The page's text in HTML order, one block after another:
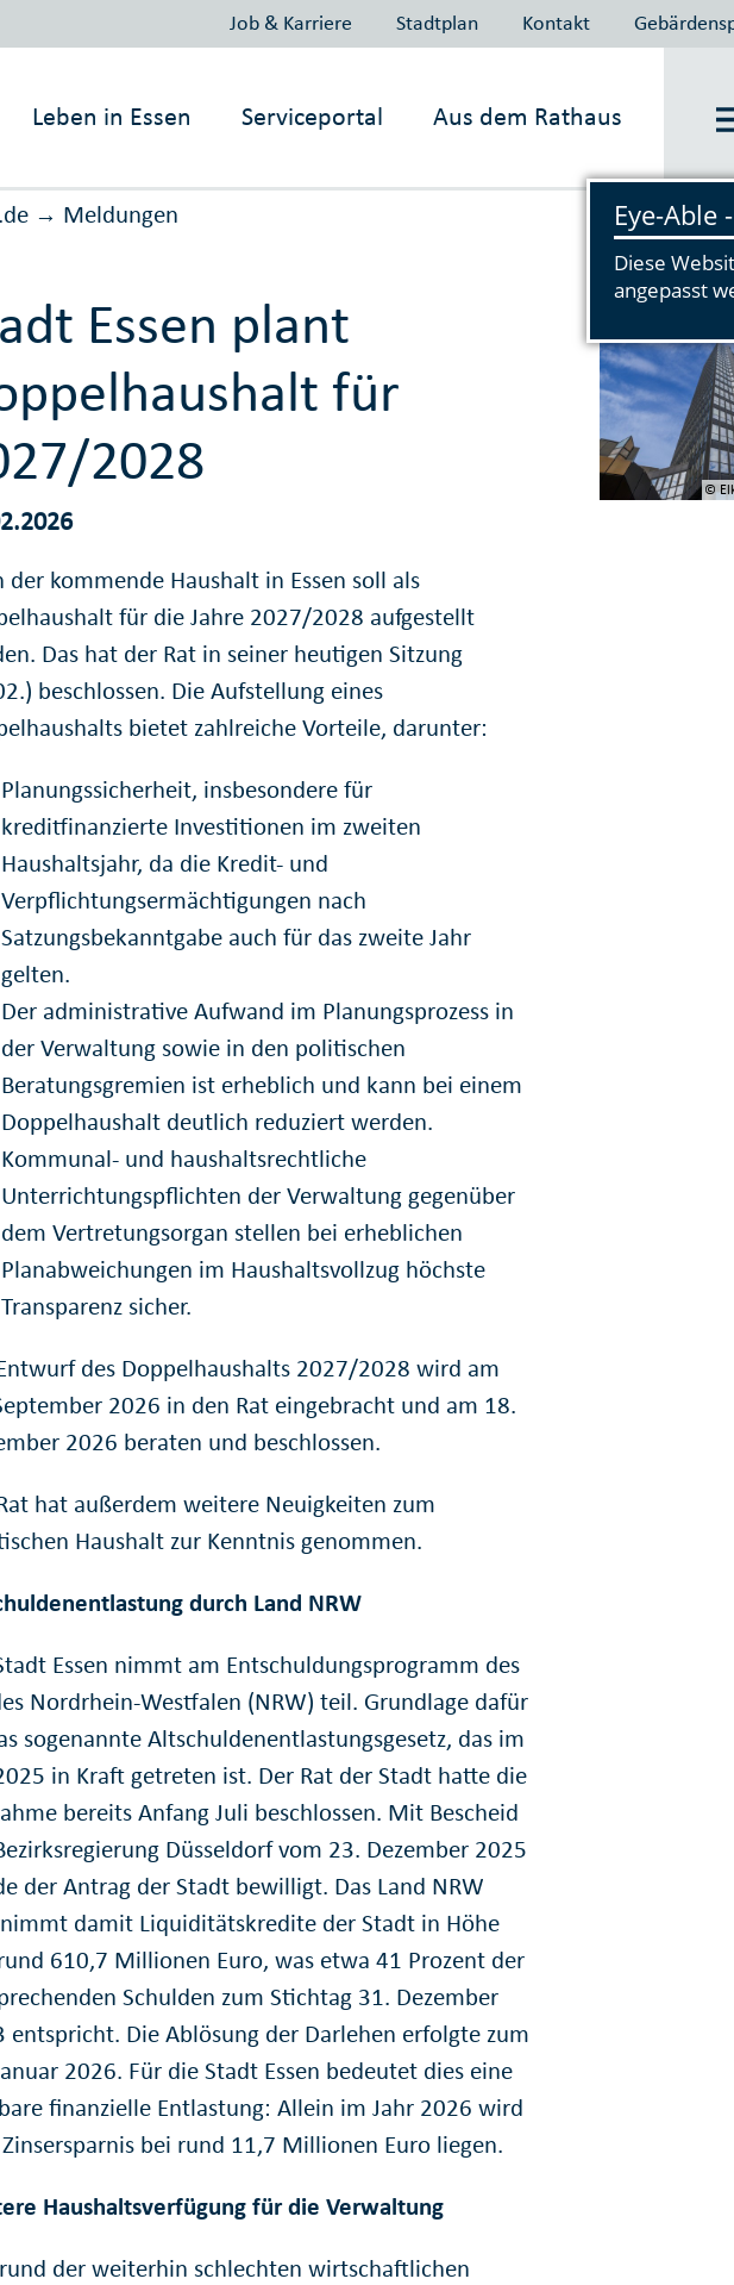
Job & Karriere Stadtplan Kontakt
Leben in Essen Serviceportal Aus dem Rathaus
→ Meldungen Vorlesen
Essen plant
für
2028
der kommende Haushalt in Essen soll als
für die Jahre 2027/2028 aufgestellt
Das hat der Rat in seiner heutigen Sitzung
beschlossen. Die Aufstellung eines
bietet zahlreiche Vorteile, darunter:
Planungssicherheit, insbesondere für
kreditfinanzierte Investitionen im zweiten
Haushaltsjahr, da die Kredit- und
Verpflichtungsermächtigungen nach
Satzungsbekanntgabe auch für das zweite Jahr
gelten.
Der administrative Aufwand im Planungsprozess in
der Verwaltung sowie in den politischen
Beratungsgremien ist erheblich und kann bei einem
Doppelhaushalt deutlich reduziert werden.
Kommunal- und haushaltsrechtliche
Unterrichtungspflichten der Verwaltung gegenüber
dem Vertretungsorgan stellen bei erheblichen
Planabweichungen im Haushaltsvollzug höchste
Transparenz sicher.
des Doppelhaushalts 2027/2028 wird am
2026 in den Rat eingebracht und am 18.
2026 beraten und beschlossen.
hat außerdem weitere Neuigkeiten zum
Haushalt zur Kenntnis genommen.
durch Land NRW
Essen nimmt am Entschuldungsprogramm des
Nordrhein-Westfalen (NRW) teil. Grundlage dafür
sogenannte Altschuldenentlastungsgesetz, das im
in Kraft getreten ist. Der Rat der Stadt hatte die
bereits Anfang Juli beschlossen. Mit Bescheid
Düsseldorf vom 23. Dezember 2025
der Antrag der Stadt bewilligt. Das Land NRW
damit Liquiditätskredite der Stadt in Höhe
610,7 Millionen Euro, was etwa 41 Prozent der
Schulden zum Stichtag 31. Dezember
entspricht. Die Ablösung der Darlehen erfolgte zum
2026. Für die Stadt Essen bedeutet dies eine
finanzielle Entlastung: Allein im Jahr 2026 wird
bei rund 11,7 Millionen Euro liegen.
Haushaltsverfügung für die Verwaltung
der weiterhin schlechten wirtschaftlichen
©